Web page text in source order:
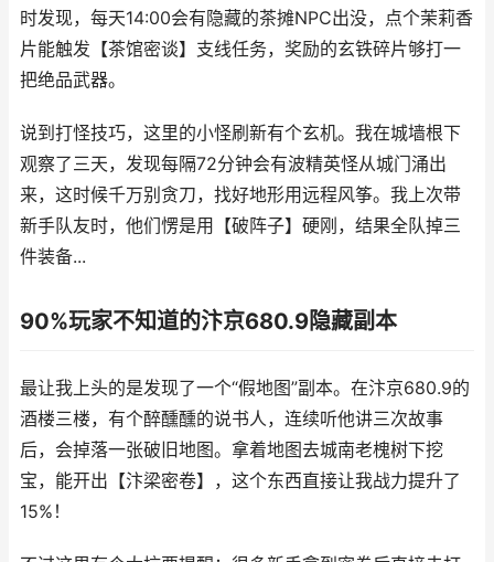
时发现，每天14:00会有隐藏的茶摊NPC出没，点个茉莉香
片能触发【茶馆密谈】支线任务，奖励的玄铁碎片够打一
把绝品武器。
说到打怪技巧，这里的小怪刷新有个玄机。我在城墙根下
观察了三天，发现每隔72分钟会有波精英怪从城门涌出
来，这时候千万别贪刀，找好地形用远程风筝。我上次带
新手队友时，他们愣是用【破阵子】硬刚，结果全队掉三
件装备...
90%玩家不知道的汴京680.9隐藏副本
最让我上头的是发现了一个“假地图”副本。在汴京680.9的
酒楼三楼，有个醉醺醺的说书人，连续听他讲三次故事
后，会掉落一张破旧地图。拿着地图去城南老槐树下挖
宝，能开出【汴梁密卷】，这个东西直接让我战力提升了
15%！